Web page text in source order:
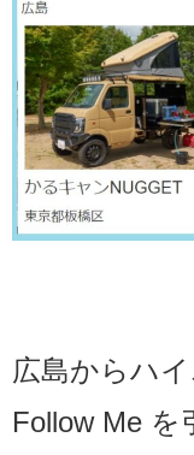
広島からハ
Follow Me を